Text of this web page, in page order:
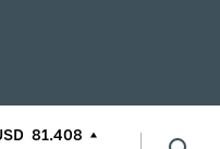
81.408